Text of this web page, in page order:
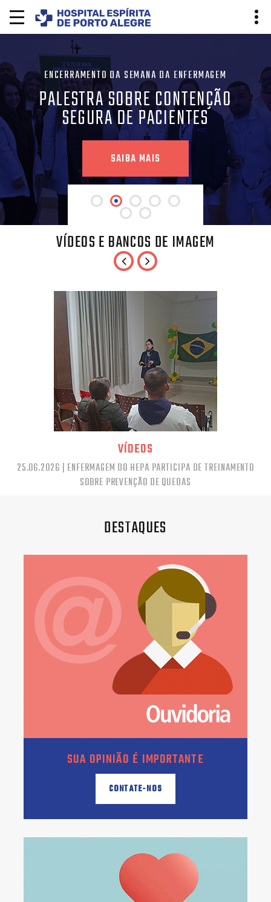
ENCERRAMENTO DA SEMANA DA ENFERMAGEM
PALESTRA SOBRE CONTENÇÃO
SEGURA DE PACIENTES
SAIBA MAIS
VÍDEOS E BANCOS DE IMAGEM
VÍDEOS
25.06.2026 | ENFERMAGEM DO HEPA PARTICIPA DE TREINAMENTO
SOBRE PREVENÇÃO DE QUEDAS
DESTAQUES
SUA OPINIÃO É IMPORTANTE
CONTATE-NOS